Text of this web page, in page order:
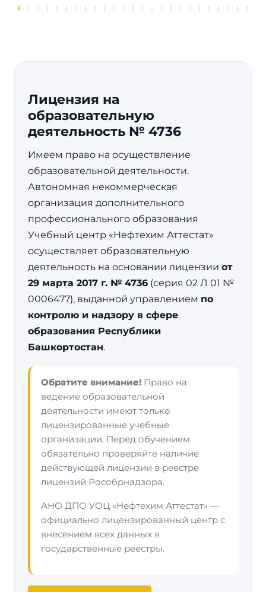
Лицензия на
образовательную
деятельность № 4736
Имеем право на осуществление
образовательной деятельности.
Автономная некоммерческая
организация дополнительного
профессионального образования
Учебный центр «Нефтехим Аттестат»
осуществляет образовательную
деятельность на основании лицензии от
29 марта 2017 г. № 4736 (серия 02 Л 01 №
0006477), выданной управлением по
контролю и надзору в сфере
образования Республики
Башкортостан.
Обратите внимание! Право на
ведение образовательной
деятельности имеют только
лицензированные учебные
организации. Перед обучением
обязательно проверяйте наличие
действующей лицензии в реестре
лицензий Рособрнадзора.
АНО ДПО УОЦ «Нефтехим Аттестат» —
официально лицензированный центр с
внесением всех данных в
государственные реестры.